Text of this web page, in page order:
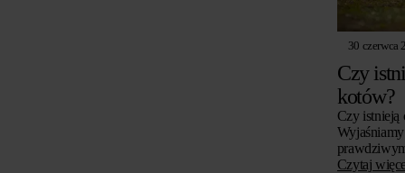
30 czerwca
Czy
kotów?
Czy istnieją
dla kotów,
Czytaj